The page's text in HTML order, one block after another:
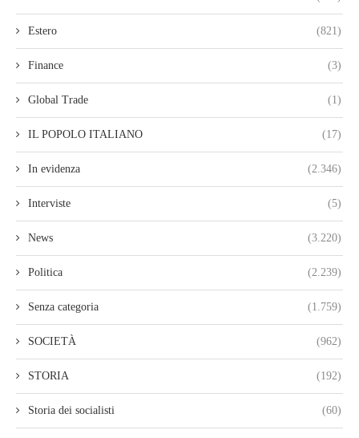
Estero (821)
Finance (3)
Global Trade (1)
IL POPOLO ITALIANO (17)
In evidenza (2.346)
Interviste (5)
News (3.220)
Politica (2.239)
Senza categoria (1.759)
SOCIETÀ (962)
STORIA (192)
Storia dei socialisti (60)